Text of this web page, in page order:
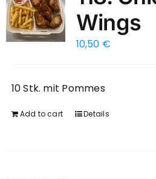
Wings
10,50 €
10 Stk. mit Pommes
Add to cart Details